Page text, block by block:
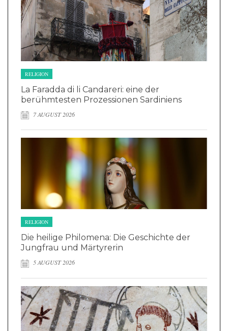
RELIGION
La Faradda di li Candareri: eine der
berühmtesten Prozessionen Sardiniens
7 AUGUST 2026
RELIGION
Die heilige Philomena: Die Geschichte der
Jungfrau und Märtyrerin
5 AUGUST 2026